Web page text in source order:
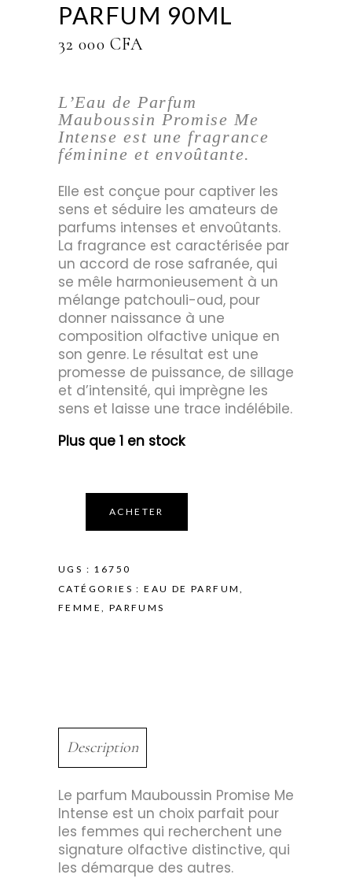
PARFUM 90ML
32 000 CFA
L’Eau de Parfum
Mauboussin Promise Me
Intense est une fragrance
féminine et envoûtante.
Elle est conçue pour captiver les
sens et séduire les amateurs de
parfums intenses et envoûtants.
La fragrance est caractérisée par
un accord de rose safranée, qui
se mêle harmonieusement à un
mélange patchouli-oud, pour
donner naissance à une
composition olfactive unique en
son genre. Le résultat est une
promesse de puissance, de sillage
et d’intensité, qui imprègne les
sens et laisse une trace indélébile.
Plus que 1 en stock
ACHETER
UGS : 16750
CATÉGORIES :EAU DE PARFUM,
FEMME , PARFUMS
Description
Le parfum Mauboussin Promise Me
Intense est un choix parfait pour
les femmes qui recherchent une
signature olfactive distinctive, qui
les démarque des autres.